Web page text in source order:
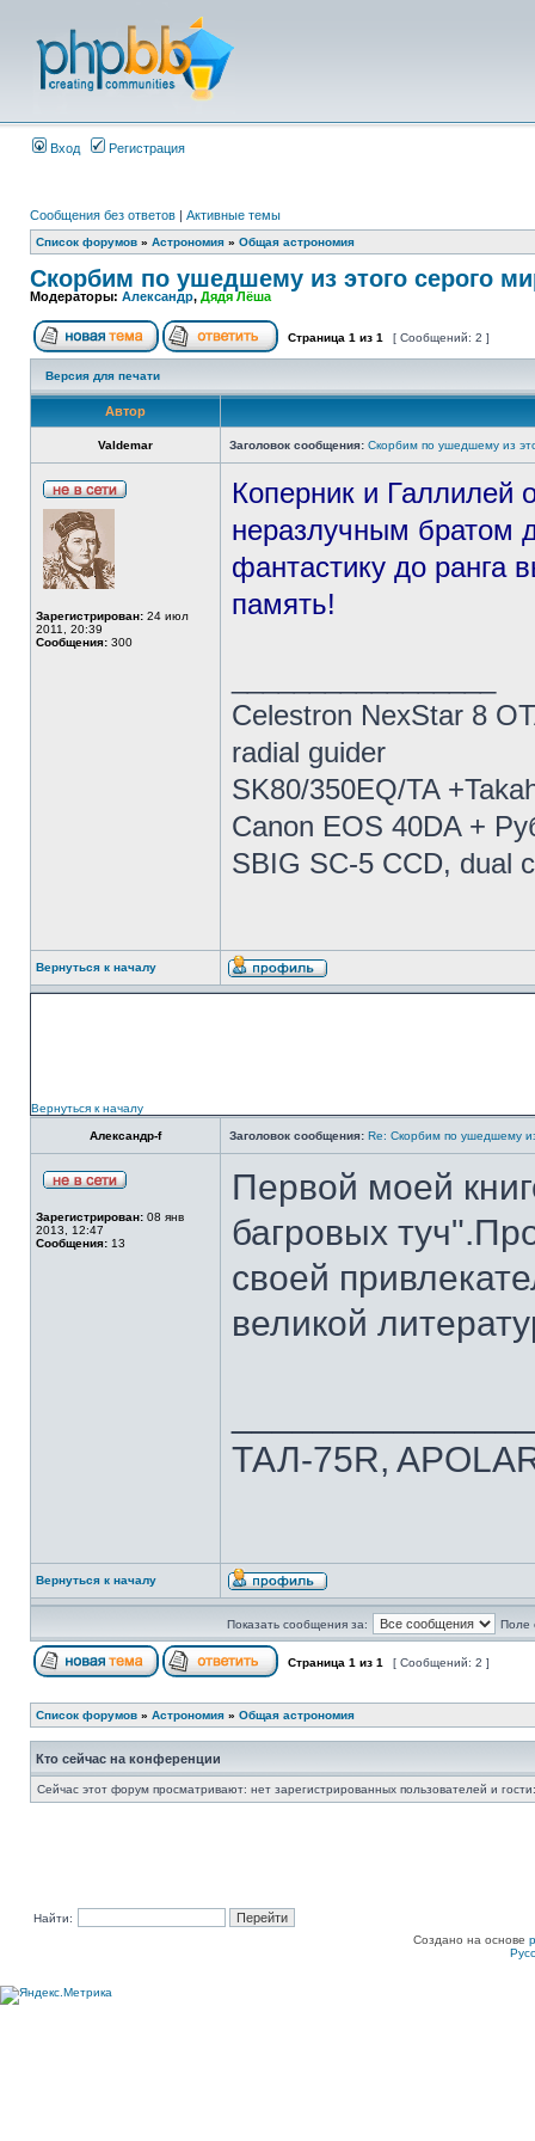
Вход Регистрация
Сообщения без ответов | Активные темы
Список форумов » Астрономия » Общая астрономия
Скорбим по ушедшему из этого серого
Модераторы: Александр, Дядя Лёша
Страница 1 из 1 [ Сообщений: 2 ]
Версия для печати
Автор
Valdemar Заголовок сообщения: Скорбим по ушедшему из
Зарегистрирован: 24 июл
2011, 20:39
Сообщения: 300
Коперник и Галлилей
неразлучным братом
фантастику до ранга
память!
Celestron NexStar 8
radial guider
SK80/350EQ/TA
Canon EOS 40DA +
SBIG SC-5 CCD, dual
Вернуться к началу
Вернуться к началу
Александр-f Заголовок сообщения: Re: Скорбим по ушедшему
Зарегистрирован: 08 янв
2013, 12:47
Сообщения: 13
Первой моей
багровых
своей
великой
ТАЛ-75R,
Вернуться к началу
Показать сообщения за: Поле
Страница 1 из 1 [ Сообщений: 2 ]
Список форумов » Астрономия » Общая астрономия
Кто сейчас на конференции
Сейчас этот форум просматривают: нет зарегистрированных пользователей и
Найти:
Создано на основе